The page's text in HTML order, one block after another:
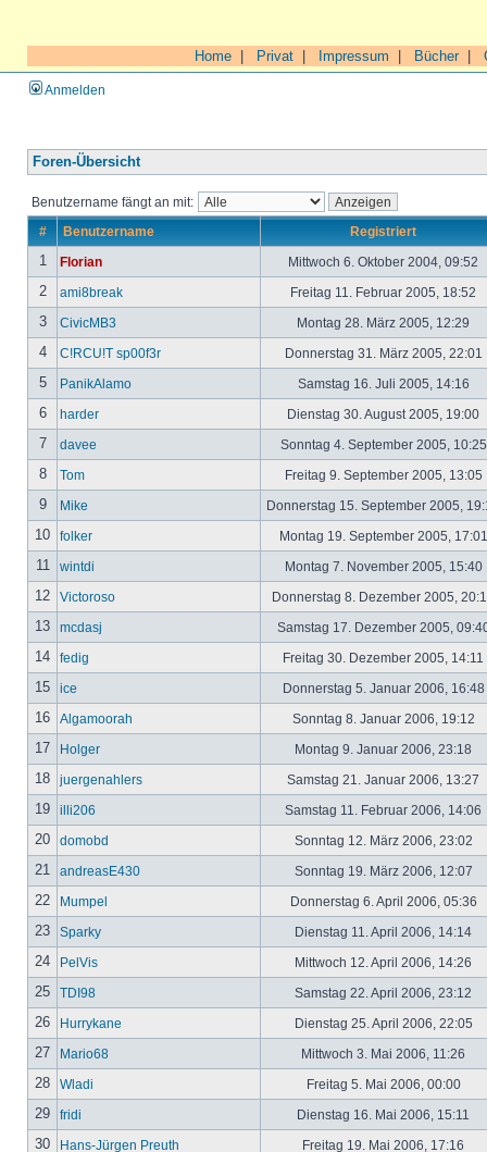
Home Privat Impressum Bücher|
Anmelden
Foren-Übersicht
Benutzername fängt an mit:
# Benutzername Registriert
1 Florian Mittwoch 6. Oktober 2004, 09:52
2 ami8break Freitag 11. Februar 2005, 18:52
3 CivicMB3 Montag 28. März 2005, 12:29
4 C!RCU!T sp00f3r Donnerstag 31. März 2005, 22:01
5 PanikAlamo Samstag 16. Juli 2005, 14:16
6 harder Dienstag 30. August 2005, 19:00
7 davee Sonntag 4. September 2005,
8 Tom Freitag 9. September 2005, 13:05
9 Mike Donnerstag 15. September 2005,
10 folker Montag 19. September 2005,
11 wintdi Montag 7. November 2005, 15:40
12 Victoroso Donnerstag 8. Dezember 2005,
13 mcdasj Samstag 17. Dezember 2005,
14 fedig Freitag 30. Dezember 2005, 14:11
15 ice Donnerstag 5. Januar 2006, 16:48
16 Algamoorah Sonntag 8. Januar 2006, 19:12
17 Holger Montag 9. Januar 2006, 23:18
18 juergenahlers Samstag 21. Januar 2006, 13:27
19 illi206 Samstag 11. Februar 2006, 14:06
20 domobd Sonntag 12. März 2006, 23:02
21 andreasE430 Sonntag 19. März 2006, 12:07
22 Mumpel Donnerstag 6. April 2006, 05:36
23 Sparky Dienstag 11. April 2006, 14:14
24 PelVis Mittwoch 12. April 2006, 14:26
25 TDI98 Samstag 22. April 2006, 23:12
26 Hurrykane Dienstag 25. April 2006, 22:05
27 Mario68 Mittwoch 3. Mai 2006, 11:26
28 Wladi Freitag 5. Mai 2006, 00:00
29 fridi Dienstag 16. Mai 2006, 15:11
30 Hans-Jürgen Preuth Freitag 19. Mai 2006, 17:16